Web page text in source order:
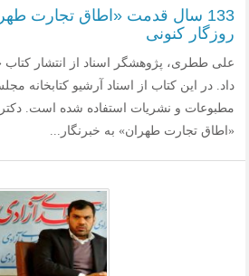
133 سال قدمت «اطاق تجارت
روزگار کنونی
علی ططری، پژوهشگر اسناد از انتشار
داد. در این کتاب از اسناد آرشیو کتابخانه
مطبوعات و نشریات استفاده شده است.
«اطاق تجارت طهران» به خبرنگار...